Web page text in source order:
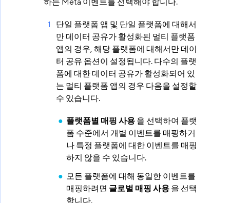
단일 플랫폼 앱 및 단일 플랫폼에 대해서
만 데이터 공유가 활성화된 멀티 플랫폼
앱의 경우, 해당 플랫폼에 대해서만 데이
터 공유 옵션이 설정됩니다. 다수의 플랫
폼에 대한 데이터 공유가 활성화되어 있
는 멀티 플랫폼 앱의 경우 다음을 설정할
수 있습니다.
플랫폼별 매핑 사용을 선택하여 플랫
폼 수준에서 개별 이벤트를 매핑하거
나 특정 플랫폼에 대한 이벤트를 매핑
하지 않을 수 있습니다.
모든 플랫폼에 대해 동일한 이벤트를
매핑하려면 글로벌 매핑 사용을 선택